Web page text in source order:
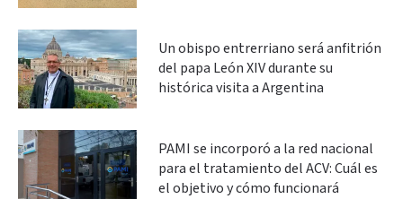
Un obispo entrerriano será anfitrión
del papa León XIV durante su
histórica visita a Argentina
PAMI se incorporó a la red nacional
para el tratamiento del ACV: Cuál es
el objetivo y cómo funcionará